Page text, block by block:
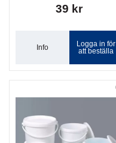
39 kr
Info
Logga in för
att beställa